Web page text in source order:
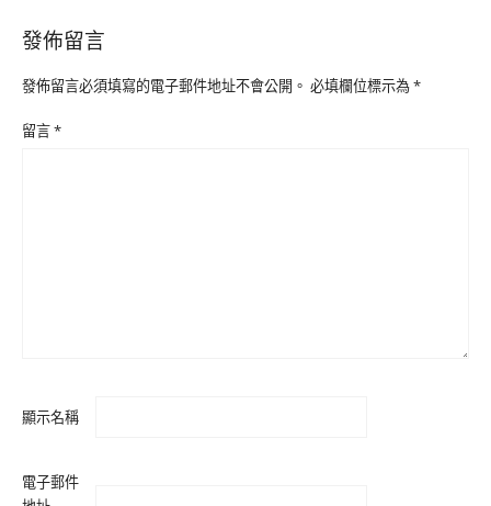
發佈留言
發佈留言必須填寫的電子郵件地址不會公開。 必填欄位標示為*
留言*
顯示名稱
電子郵件